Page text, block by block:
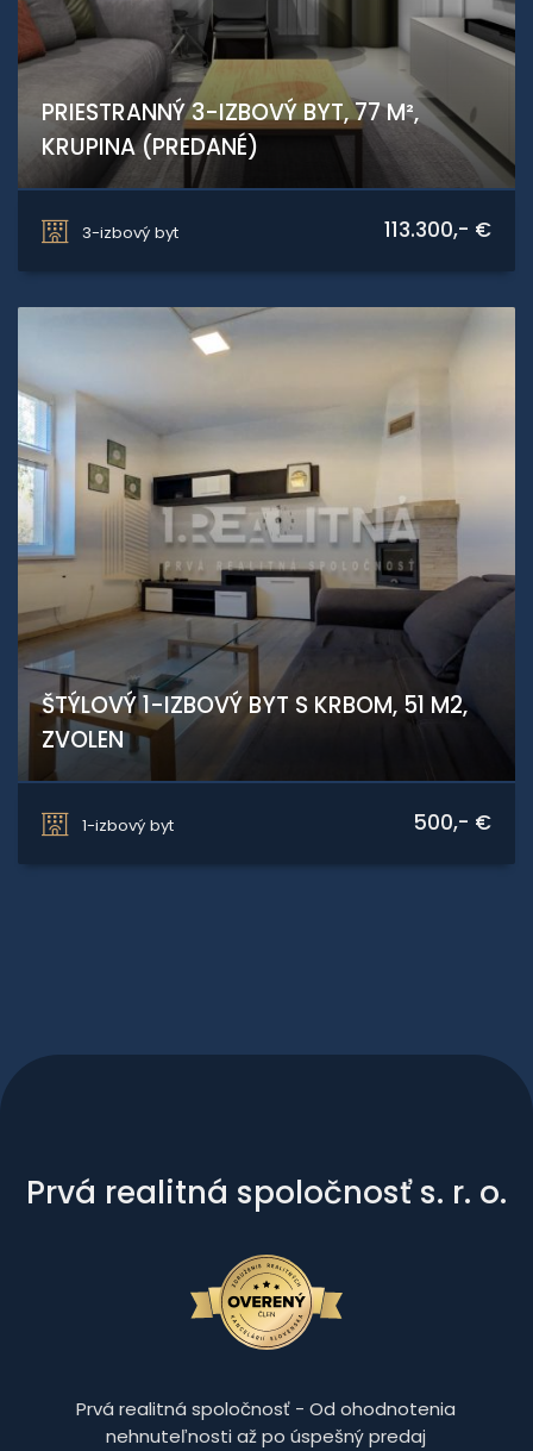
PRIESTRANNÝ 3-IZBOVÝ BYT, 77 M²,
KRUPINA (PREDANÉ)
3-izbový byt
113.300,- €
ŠTÝLOVÝ 1-IZBOVÝ BYT S KRBOM, 51 M2,
ZVOLEN
1-izbový byt
500,- €
Prvá realitná spoločnosť s. r. o.
Prvá realitná spoločnosť - Od ohodnotenia
nehnuteľnosti až po úspešný predaj